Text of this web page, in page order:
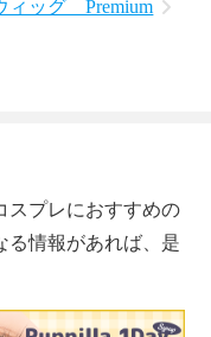
ィッグ Premium
スプレにおすすめの
る情報があれば、是